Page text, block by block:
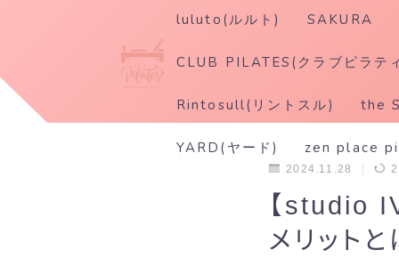
luluto(ルルト) SAKURA
CLUB PILATES(クラブピラテ
Rintosull(リントスル) the
YARD(ヤード) zen place
2024.11.28
【studio
メリットと